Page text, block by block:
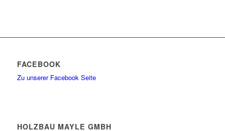
FACEBOOK
Zu unserer Facebook Seite
HOLZBAU MAYLE GMBH